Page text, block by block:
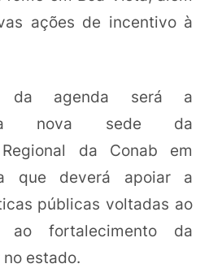
ações de incentivo à
da agenda será a
nova sede da
Regional da Conab em
que deverá apoiar a
públicas voltadas ao
ao fortalecimento da
estado.